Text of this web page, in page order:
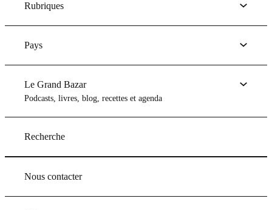
Rubriques
Pays
Le Grand Bazar
Podcasts, livres, blog, recettes et agenda
Recherche
Nous contacter